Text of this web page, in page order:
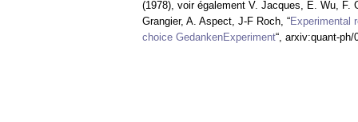
(1978), voir également V. Jacques, E. Wu, F.
Grangier, A. Aspect, J-F Roch, “Experimental
choice GedankenExperiment“, arxiv:quant-ph/